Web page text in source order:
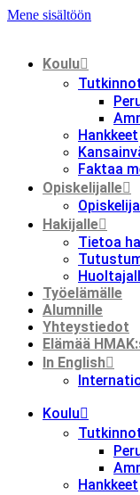
Mene sisältöön
Koulu
Hankkeet
Faktaa
Opiskelijalle
Hakijalle
Tietoa
Työelämälle
Alumnille
Yhteystiedot
Elämää
In English
Koulu
Hankkeet